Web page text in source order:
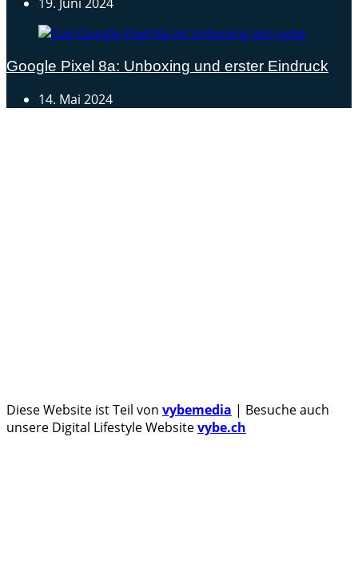
19. Juni 2024
Google Pixel 8a: Unboxing und erster Eindruck
14. Mai 2024
Diese Website ist Teil von vybemedia | Besuche auch
unsere Digital Lifestyle Websitevybe.ch